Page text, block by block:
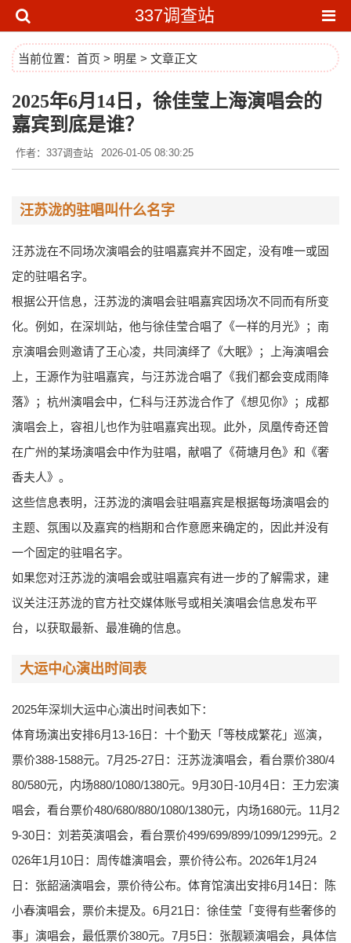
337调查站
当前位置： 首页 > 明星 > 文章正文
2025年6月14日，徐佳莹上海演唱会的
嘉宾到底是谁？
作者：337调查站 2026-01-05 08:30:25
汪苏泷的驻唱叫什么名字
汪苏泷在不同场次演唱会的驻唱嘉宾并不固定，没有唯一或固
定的驻唱名字。
根据公开信息，汪苏泷的演唱会驻唱嘉宾因场次不同而有所变
化。例如，在深圳站，他与徐佳莹合唱了《一样的月光》；南
京演唱会则邀请了王心凌，共同演绎了《大眠》；上海演唱会
上，王源作为驻唱嘉宾，与汪苏泷合唱了《我们都会变成雨降
落》；杭州演唱会中，仁科与汪苏泷合作了《想见你》；成都
演唱会上，容祖儿也作为驻唱嘉宾出现。此外，凤凰传奇还曾
在广州的某场演唱会中作为驻唱，献唱了《荷塘月色》和《奢
香夫人》。
这些信息表明，汪苏泷的演唱会驻唱嘉宾是根据每场演唱会的
主题、氛围以及嘉宾的档期和合作意愿来确定的，因此并没有
一个固定的驻唱名字。
如果您对汪苏泷的演唱会或驻唱嘉宾有进一步的了解需求，建
议关注汪苏泷的官方社交媒体账号或相关演唱会信息发布平
台，以获取最新、最准确的信息。
大运中心演出时间表
2025年深圳大运中心演出时间表如下：
体育场演出安排6月13-16日：十个勤天「等枝成繁花」巡演，
票价388-1588元。7月25-27日：汪苏泷演唱会，看台票价380/4
80/580元，内场880/1080/1380元。9月30日-10月4日：王力宏演
唱会，看台票价480/680/880/1080/1380元，内场1680元。11月2
9-30日：刘若英演唱会，看台票价499/699/899/1099/1299元。2
026年1月10日：周传雄演唱会，票价待公布。2026年1月24
日：张韶涵演唱会，票价待公布。体育馆演出安排6月14日：陈
小春演唱会，票价未提及。6月21日：徐佳莹「变得有些奢侈的
事」演唱会，最低票价380元。7月5日：张靓颖演唱会，具体信